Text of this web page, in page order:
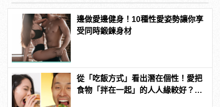
邊做愛邊健身！10種性愛姿勢讓你享
受同時鍛鍊身材
從「吃飯方式」看出潛在個性！愛把
食物「拌在一起」的人人緣較好？快